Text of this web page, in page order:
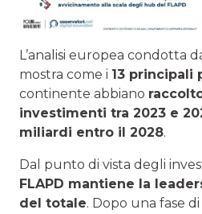
L’analisi europea condotta
mostra come i 13 principali
continente abbiano
investimenti tra 2023 e
miliardi entro il 2028.
Dal punto di vista degli
FLAPD mantiene la
del totale. Dopo una fase